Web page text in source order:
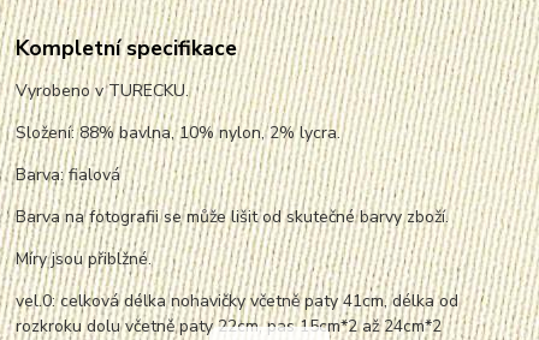
Kompletní specifikace
Vyrobeno v TURECKU.
Složení: 88% bavlna, 10% nylon, 2% lycra.
Barva: fialová
Barva na fotografii se může lišit od skutečné barvy zboží.
Míry jsou přiblžné.
vel.0: celková délka nohavičky včetně paty 41cm, délka od
rozkroku dolu včetně paty 22cm, pas 15cm*2 až 24cm*2